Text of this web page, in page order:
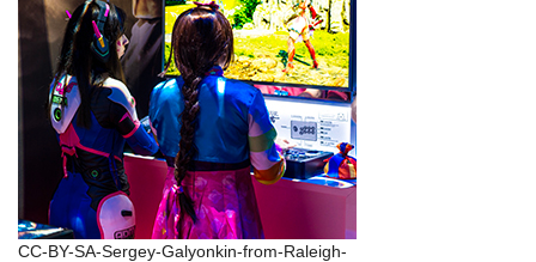
CC-BY-SA-Sergey-Galyonkin-from-Raleigh-